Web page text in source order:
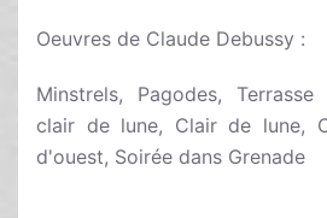
Oeuvres de Claude Debussy :
Minstrels, Pagodes,
clair de lune, Clair de lune,
d'ouest, Soirée dans Grenade